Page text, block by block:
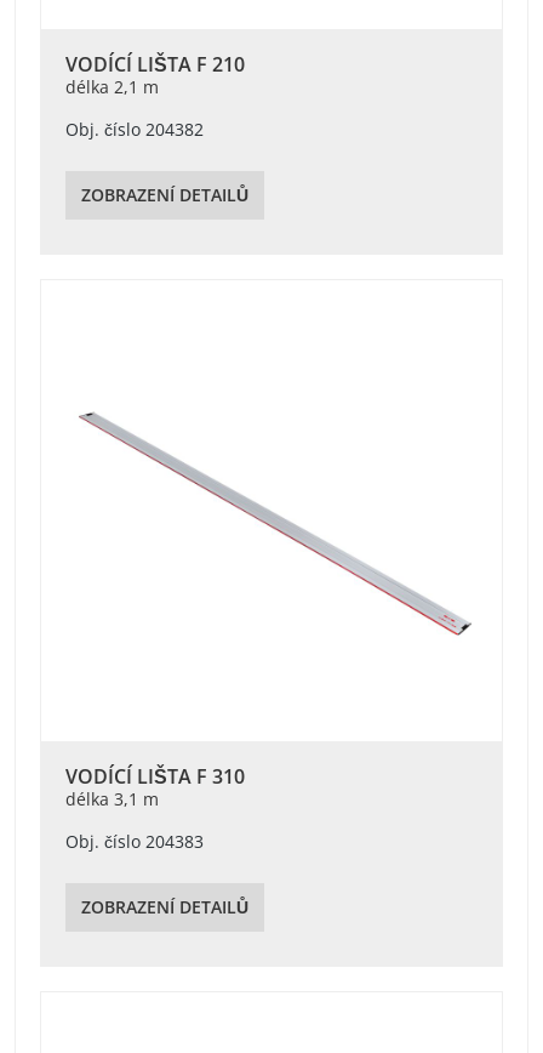
VODÍCÍ LIŠTA F 210
délka 2,1 m
Obj. číslo 204382
ZOBRAZENÍ DETAILŮ
VODÍCÍ LIŠTA F 310
délka 3,1 m
Obj. číslo 204383
ZOBRAZENÍ DETAILŮ